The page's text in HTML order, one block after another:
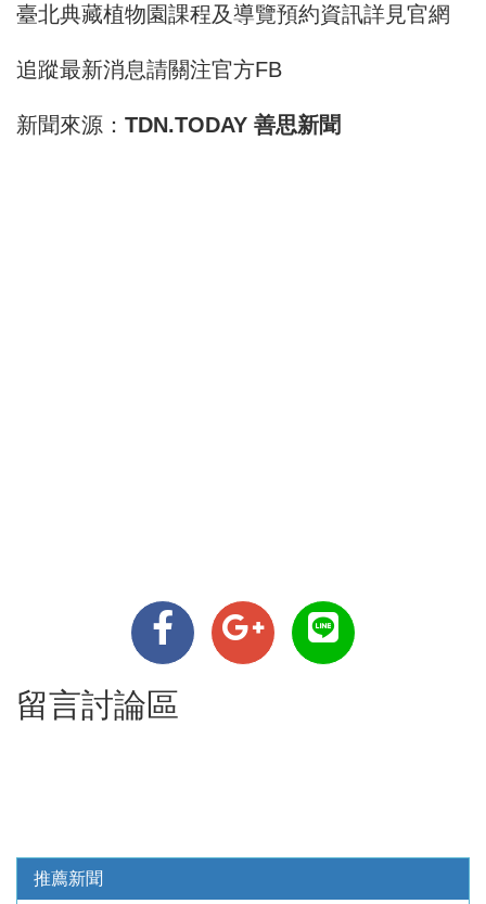
臺北典藏植物園課程及導覽預約資訊詳見官網
追蹤最新消息請關注官方FB
新聞來源： TDN.TODAY 善思新聞
留言討論區
推薦新聞